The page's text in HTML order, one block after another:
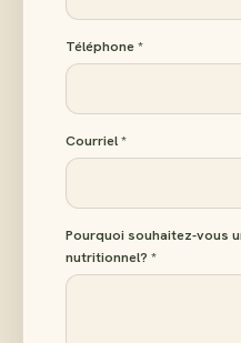
Téléphone *
Courriel *
Pourquoi souhaitez-vous
nutritionnel? *